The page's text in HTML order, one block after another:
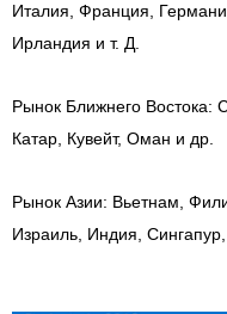
Италия, Франция,
Ирландия и т. Д.
Рынок Ближнего Востока:
Катар, Кувейт, Оман и др.
Рынок Азии: Вьетнам,
Израиль, Индия,